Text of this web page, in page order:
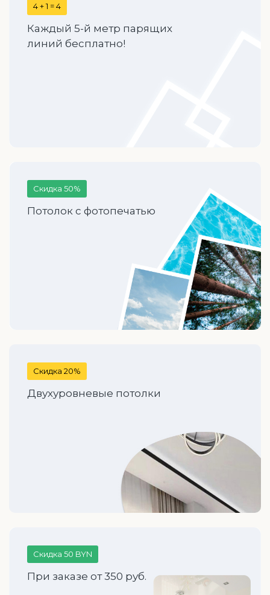
4 + 1 = 4
Каждый 5-й метр парящих
линий бесплатно!
Скидка 50%
Потолок с фотопечатью
Скидка 20%
Двухуровневые потолки
Скидка 50 BYN
При заказе от 350 руб.